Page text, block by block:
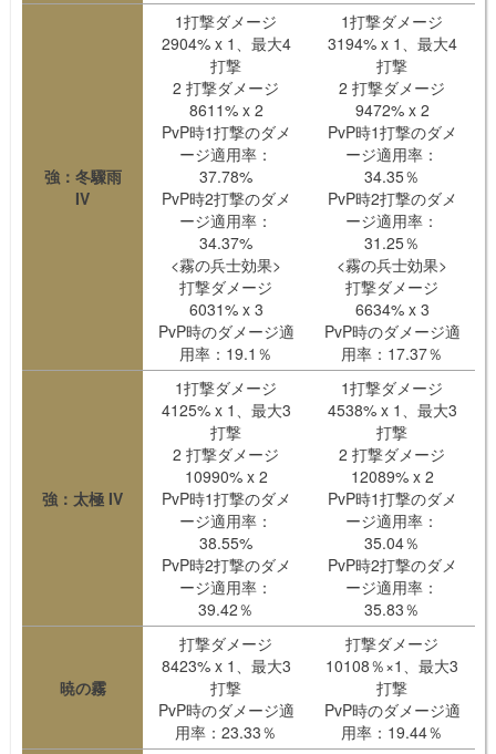
強：冬驟雨
IV
1打撃ダメージ
2904% x 1、最大4
打撃
2 打撃ダメージ
8611% x 2
PvP時1打撃のダメ
ージ適用率：
37.78%
PvP時2打撃のダメ
ージ適用率：
34.37%
<霧の兵士効果>
打撃ダメージ
6031% x 3
PvP時のダメージ適
用率：19.1％
1打撃ダメージ
3194% x 1、最大4
打撃
2 打撃ダメージ
9472% x 2
PvP時1打撃のダメ
ージ適用率：
34.35％
PvP時2打撃のダメ
ージ適用率：
31.25％
<霧の兵士効果>
打撃ダメージ
6634% x 3
PvP時のダメージ適
用率：17.37％
強：太極 IV
1打撃ダメージ
4125% x 1、最大3
打撃
2 打撃ダメージ
10990% x 2
PvP時1打撃のダメ
ージ適用率：
38.55%
PvP時2打撃のダメ
ージ適用率：
39.42％
1打撃ダメージ
4538% x 1、最大3
打撃
2 打撃ダメージ
12089% x 2
PvP時1打撃のダメ
ージ適用率：
35.04％
PvP時2打撃のダメ
ージ適用率：
35.83％
暁の霧
打撃ダメージ
8423% x 1、最大3
打撃
PvP時のダメージ適
用率：23.33％
打撃ダメージ
10108％×1、最大3
打撃
PvP時のダメージ適
用率：19.44％